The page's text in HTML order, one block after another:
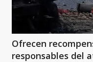
Ofrecen
responsables del